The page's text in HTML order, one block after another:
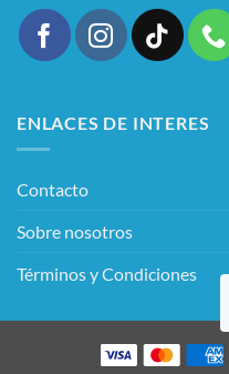
ENLACES DE INTERES
Contacto
Sobre nosotros
Términos y Condiciones